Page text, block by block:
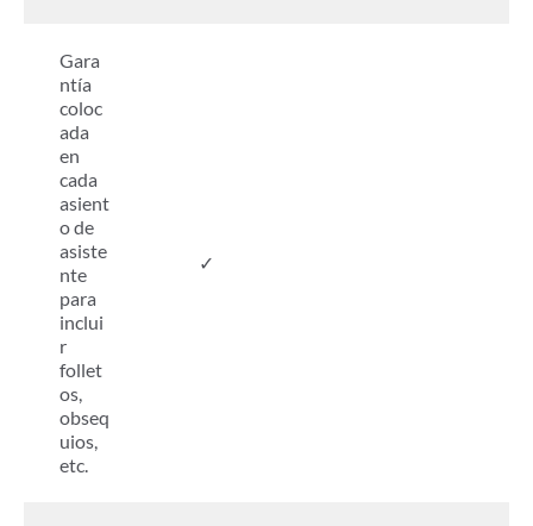
Gara
ntía
coloc
ada
en
cada
asient
o de
asiste
nte
para
inclui
r
follet
os,
obseq
uios,
etc.
✓